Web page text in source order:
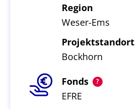
Region
Weser-Ems
Projektstandort
Bockhorn
Fonds
EFRE